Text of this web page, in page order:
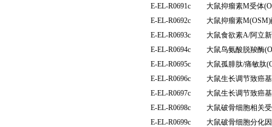
E-EL-R0691c
大鼠抑瘤素M受体
E-EL-R0692c
大鼠抑瘤素
E-EL-R0693c
大鼠食欲素A/阿立
E-EL-R0694c
大鼠鸟氨酸脱羧酶
E-EL-R0695c
大鼠孤腓肽/痛敏肽
E-EL-R0696c
大鼠生长调节致癌
E-EL-R0697c
大鼠生长调节致癌
E-EL-R0698c
大鼠破骨细胞相关
E-EL-R0699c
大鼠破骨细胞分化